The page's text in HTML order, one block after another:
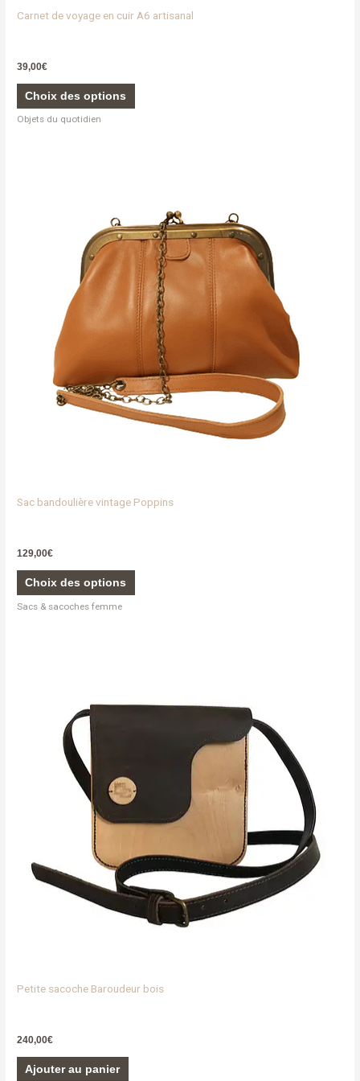
Carnet de voyage en cuir A6 artisanal
39,00€
Choix des options
Objets du quotidien
Sac bandoulière vintage Poppins
129,00€
Choix des options
plusieurs
variations.
Les
options
peuvent
être
choisies
sur
la
page
du
produit
Sacs & sacoches femme
Petite sacoche Baroudeur bois
240,00€
Ajouter au panier